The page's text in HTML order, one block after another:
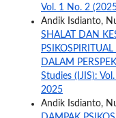
Vol. 1 No. 2
Andik Isdianto,
SHALAT DAN
DALAM
Studies (IJIS):
2025
Andik Isdianto,